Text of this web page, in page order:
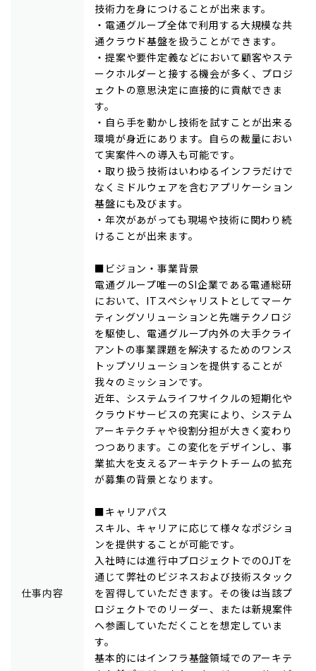
仕事内容
技術力を身につけることが出来ます。
・電通グループ全体で利用する大規模な共
通クラウド基盤を扱うことができます。
・提案や要件定義などにおいて顧客やステ
ークホルダーと接する機会が多く、プロジ
ェクトの意思決定に直接的に貢献できま
す。
・自ら手を動かし技術を試すことが出来る
環境が身近にあります。自らの裁量におい
て実案件への導入も可能です。
・取り扱う技術はいわゆるインフラだけで
なくミドルウェアを含むアプリケーション
基盤にも及びます。
・年次があがっても現場や技術に関わり続
けることが出来ます。
■ビジョン・事業背景
電通グループ唯一のSI企業である電通総研
において、ITスペシャリストとしてマーケ
ティングソリューションと先端テクノロジ
を駆使し、電通グループ内外の大手クライ
アントの事業課題を解決するためのワンス
トップソリューションを提供することが
我々のミッションです。
近年、システムライフサイクルの短期化や
クラウドサービスの充実により、システム
アーキテクチャや役割分担が大きく変わり
つつあります。この変化をデザインし、事
業拡大を支えるアーキテクトチームの拡充
が募集の背景となります。
■キャリアパス
スキル、キャリアに応じて様々なポジショ
ンを提供することが可能です。
入社時には進行中プロジェクトでのOJTを
通じて弊社のビジネスおよび技術スタック
を習得していただきます。その後は当該プ
ロジェクトでのリーダー、または新規案件
へ参画していただくことを想定していま
す。
基本的にはインフラ基盤領域でのアーキテ